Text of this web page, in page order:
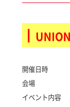
┃
開催日時 ：
会場 ：
イベント内容